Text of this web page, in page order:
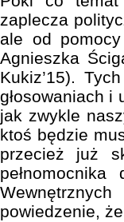
zaplecza
ale od pomocy
Agnieszka
Kukiz’15).
głosowaniach i
jak zwykle
ktoś będzie
przecież już
powiedzenie,